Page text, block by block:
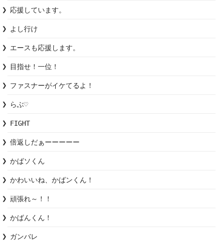
応援しています。
よし行け
エースも応援します。
目指せ！一位！
ファスナーがイケてるよ！
らぶ♡
FIGHT
倍返しだぁーーーーー
かばソくん
かわいいね、かばンくん！
頑張れ～！！
かばんくん！
ガンバレ